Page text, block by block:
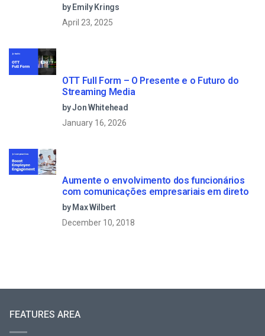
by Emily Krings
April 23, 2025
OTT Full Form – O Presente e o Futuro do
Streaming Media
by Jon Whitehead
January 16, 2026
Aumente o envolvimento dos funcionários
com comunicações empresariais em direto
by Max Wilbert
December 10, 2018
FEATURES AREA